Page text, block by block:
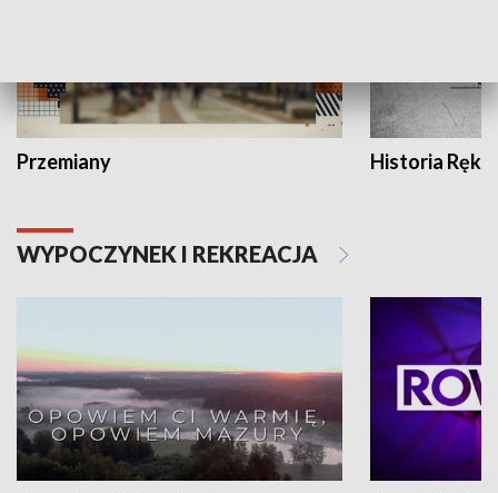
Przemiany Historia Ręką
WYPOCZYNEK I REKREACJA